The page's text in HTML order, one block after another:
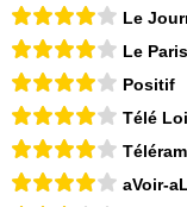
Le
Le
Positif
Télé
aVoir-